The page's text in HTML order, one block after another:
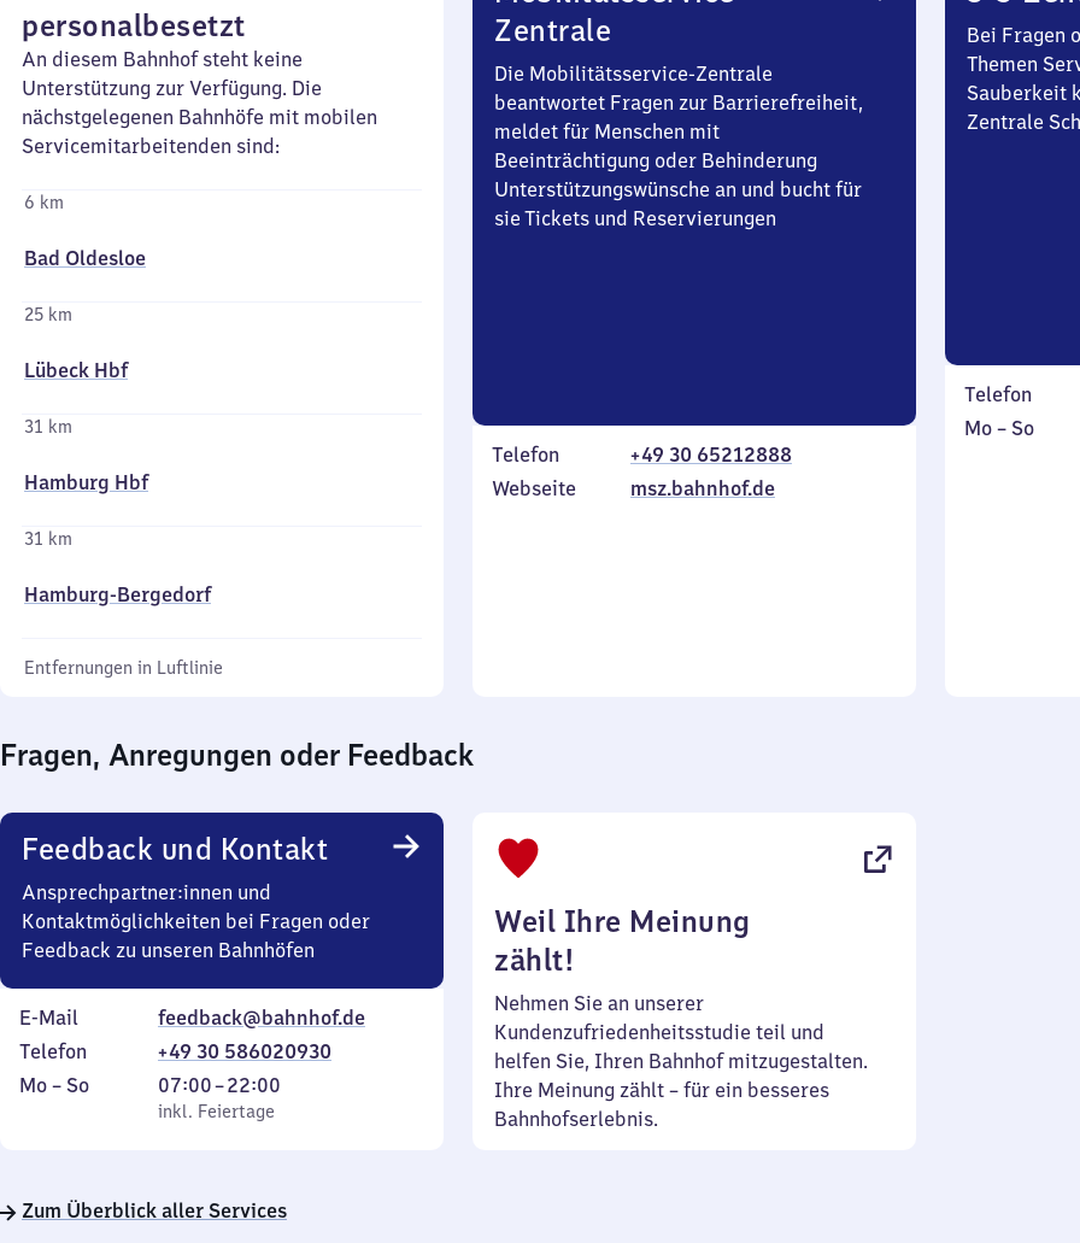
personalbesetzt
An diesem Bahnhof steht keine
Unterstützung zur Verfügung. Die
nächstgelegenen Bahnhöfe mit mobilen
Servicemitarbeitenden sind:
6 km
Bad Oldesloe
25 km
Lübeck Hbf
31 km
Hamburg Hbf
31 km
Hamburg-Bergedorf
Entfernungen in Luftlinie
Zentrale
Die Mobilitätsservice-Zentrale
beantwortet Fragen zur Barrierefreiheit,
meldet für Menschen mit
Beeinträchtigung oder Behinderung
Unterstützungswünsche an und bucht für
sie Tickets und Reservierungen
Telefon
+49 30 65212888
Webseite
msz.bahnhof.de
Bei Fragen
Themen
Sauberkeit
Zentrale
Telefon
Montag
Mo – So,
Fragen, Anregungen oder Feedback
Feedback und Kontakt
Ansprechpartner:innen und
Kontaktmöglichkeiten bei Fragen oder
Feedback zu unseren Bahnhöfen
E-Mail
feedback@bahnhof.de
Telefon
+49 30 586020930
Montag
Mo – So,
inkl. Feiertage
07:00–22:00
Von
7
22
inkl. Feiertage
Weil Ihre Meinung
zählt!
Nehmen Sie an unserer
Kundenzufriedenheitsstudie teil und
helfen Sie, Ihren Bahnhof mitzugestalten.
Ihre Meinung zählt – für ein besseres
Bahnhofserlebnis.
Zum Überblick aller Services